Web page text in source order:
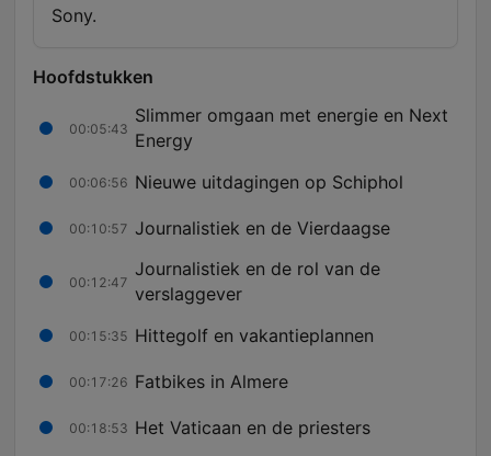
Sony.
Hoofdstukken
00:05:43
Slimmer omgaan met energie en Next
Energy
00:06:56 Nieuwe uitdagingen op Schiphol
00:10:57 Journalistiek en de Vierdaagse
00:12:47
Journalistiek en de rol van de
verslaggever
00:15:35 Hittegolf en vakantieplannen
00:17:26 Fatbikes in Almere
00:18:53 Het Vaticaan en de priesters